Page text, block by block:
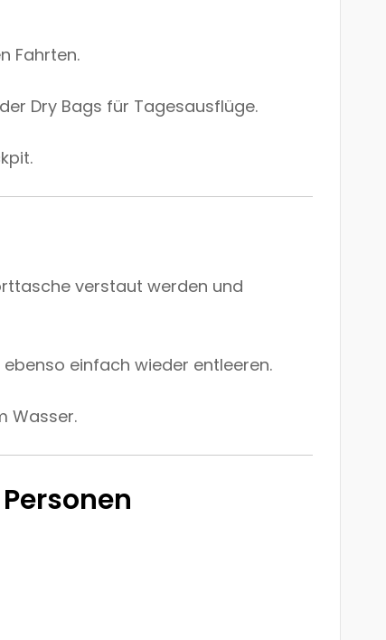
Fahrten.
Dry Bags für Tagesausflüge.
verstaut werden und
einfach wieder entleeren.
Wasser.